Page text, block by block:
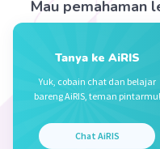
Semoga membantu
Salsabila Z Level
Jawaban
Mau pemahaman
Tanya ke AiRIS
Yuk, cobain chat dan belajar
bareng AiRIS, teman pintarmu!
Chat AiRIS